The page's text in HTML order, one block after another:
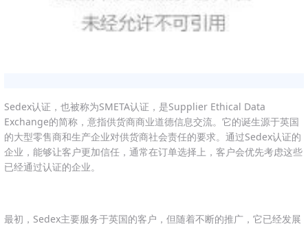
Sedex认证，也被称为SMETA认证，是Supplier Ethical Data
Exchange的简称，意指供货商商业道德信息交流。它的诞生源于英国
的大型零售商和生产企业对供货商社会责任的要求。通过Sedex认证的
企业，能够让客户更加信任，通常在订单选择上，客户会优先考虑这些
已经通过认证的企业。
最初，Sedex主要服务于英国的客户，但随着不断的推广，它已经发展